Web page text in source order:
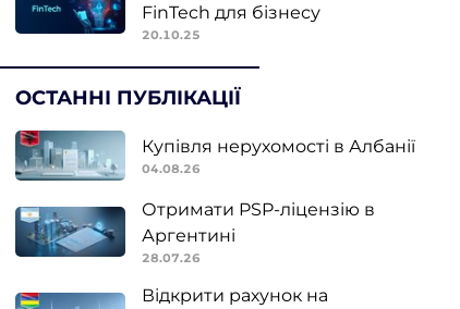
FinTech для бізнесу
20.10.25
ОСТАННІ ПУБЛІКАЦІЇ
Купівля нерухомості в Албанії
04.08.26
Отримати PSP-ліцензію в
Аргентині
28.07.26
Відкрити рахунок на